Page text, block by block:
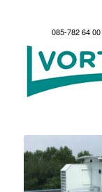
085-782 64 00